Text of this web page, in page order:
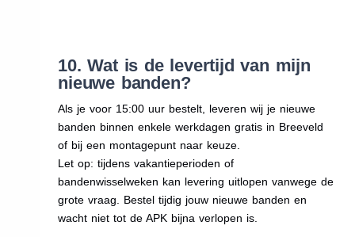
10. Wat is de levertijd van mijn
nieuwe banden?
Als je voor 15:00 uur bestelt, leveren wij je nieuwe
banden binnen enkele werkdagen gratis in Breeveld
of bij een montagepunt naar keuze.
Let op: tijdens vakantieperioden of
bandenwisselweken kan levering uitlopen vanwege de
grote vraag. Bestel tijdig jouw nieuwe banden en
wacht niet tot de APK bijna verlopen is.